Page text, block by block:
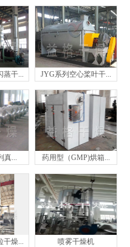
干... JYG系列空心桨叶干...
真... 药用型（GMP)烘箱...
干燥... 喷雾干燥机